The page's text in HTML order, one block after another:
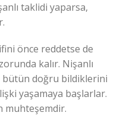
taklidi yaparsa,
önce reddetse de
kalır. Nişanlı
bütün doğru bildiklerini
yaşamaya başlarlar.
muhteşemdir.